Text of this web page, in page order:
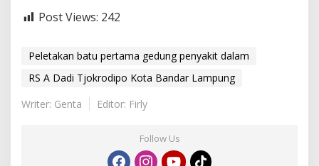
Post Views: 242
Peletakan batu pertama gedung penyakit dalam
RS A Dadi Tjokrodipo Kota Bandar Lampung
Writer: Genta
Editor: Firly
Follow Us